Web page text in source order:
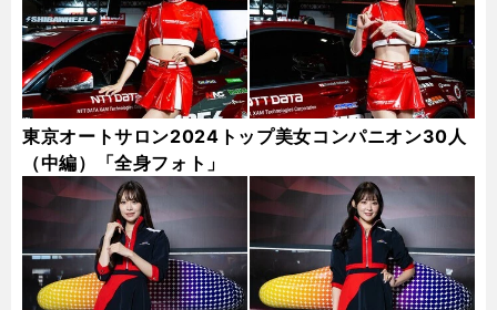
東京オートサロン2024トップ美女コンパニオン30人
（中編）「全身フォト」